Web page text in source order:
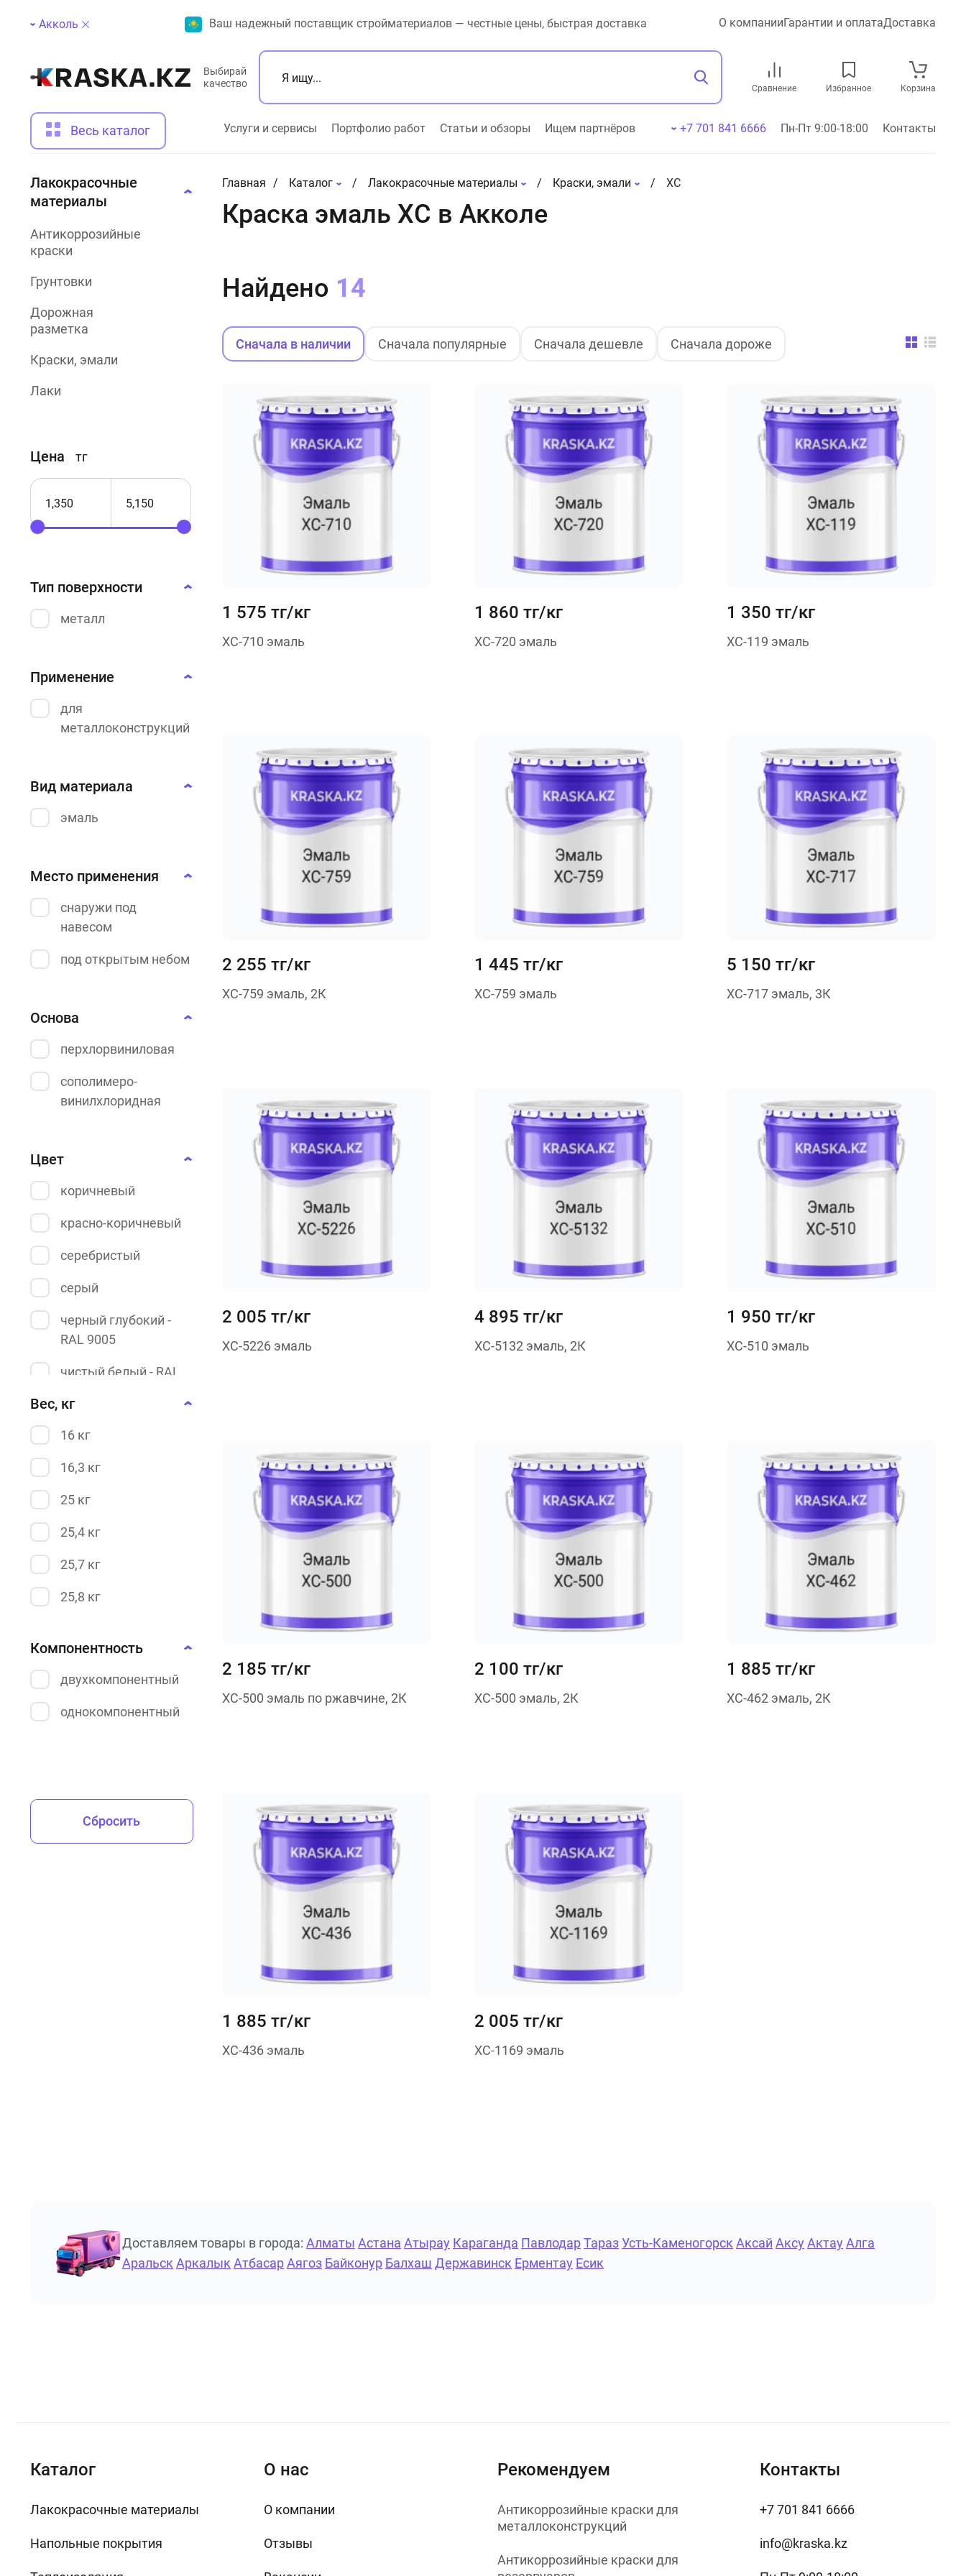
Акколь Ваш надежный поставщик стройматериалов — честные цены, быстрая доставка О компанииГарантии и оплатаДоставка
Выбирай
качество
Сравнение Избранное Корзина
Весь каталог Услуги и сервисы Портфолио работ Статьи и обзоры Ищем партнёров +7 701 841 6666 Пн-Пт 9:00-18:00 Контакты
Лакокрасочные
материалы
Антикоррозийные
краски
Грунтовки
Дорожная
разметка
Краски, эмали
Лаки
краски
Порошковые
краски
краски
Резиновые
краски
Цена тг
Тип поверхности
металл
Применение
для
металлоконструкций
Вид материала
эмаль
Место применения
снаружи под
навесом
под открытым небом
Основа
перхлорвиниловая
сополимеро-
винилхлоридная
Цвет
коричневый
красно-коричневый
серебристый
серый
черный глубокий -
RAL 9005
чистый белый - RAL
Вес, кг
16 кг
16,3 кг
25 кг
25,4 кг
25,7 кг
25,8 кг
Компонентность
двухкомпонентный
однокомпонентный
Сбросить
Главная Каталог Лакокрасочные материалы Краски, эмали ХС
Краска эмаль ХС в Акколе
Сначала в наличии Сначала популярные Сначала дешевле Сначала дороже
Найдено 14
1 575 тг/кг
ХС-710 эмаль
1 860 тг/кг
ХС-720 эмаль
1 350 тг/кг
ХС-119 эмаль
2 255 тг/кг
ХС-759 эмаль, 2К
1 445 тг/кг
ХС-759 эмаль
5 150 тг/кг
ХС-717 эмаль, 3К
2 005 тг/кг
ХС-5226 эмаль
4 895 тг/кг
ХС-5132 эмаль, 2К
1 950 тг/кг
ХС-510 эмаль
2 185 тг/кг
ХС-500 эмаль по ржавчине, 2К
2 100 тг/кг
ХС-500 эмаль, 2К
1 885 тг/кг
ХС-462 эмаль, 2К
1 885 тг/кг
ХС-436 эмаль
2 005 тг/кг
ХС-1169 эмаль
Доставляем товары в города: Алматы Астана Атырау Караганда ПавлодарТараз Усть-Каменогорск Аксай Аксу Актау Алга
Аральск Аркалык АтбасарАягоз Байконур Балхаш Державинск Ерментау Есик
Каталог
Лакокрасочные материалы
Напольные покрытия
О нас
О компании
Отзывы
Рекомендуем
Антикоррозийные краски для
металлоконструкций
Антикоррозийные краски для
Контакты
+7 701 841 6666
info@kraska.kz